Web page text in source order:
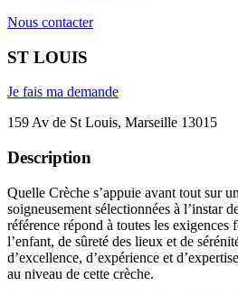
Nous contacter
ST LOUIS
Je fais ma demande
159 Av de St Louis, Marseille 13015
Description
Quelle Crèche s’appuie avant tout sur
soigneusement sélectionnées à l’instar
référence répond à toutes les exigences
l’enfant, de sûreté des lieux et de
d’excellence, d’expérience et
au niveau de cette crèche.